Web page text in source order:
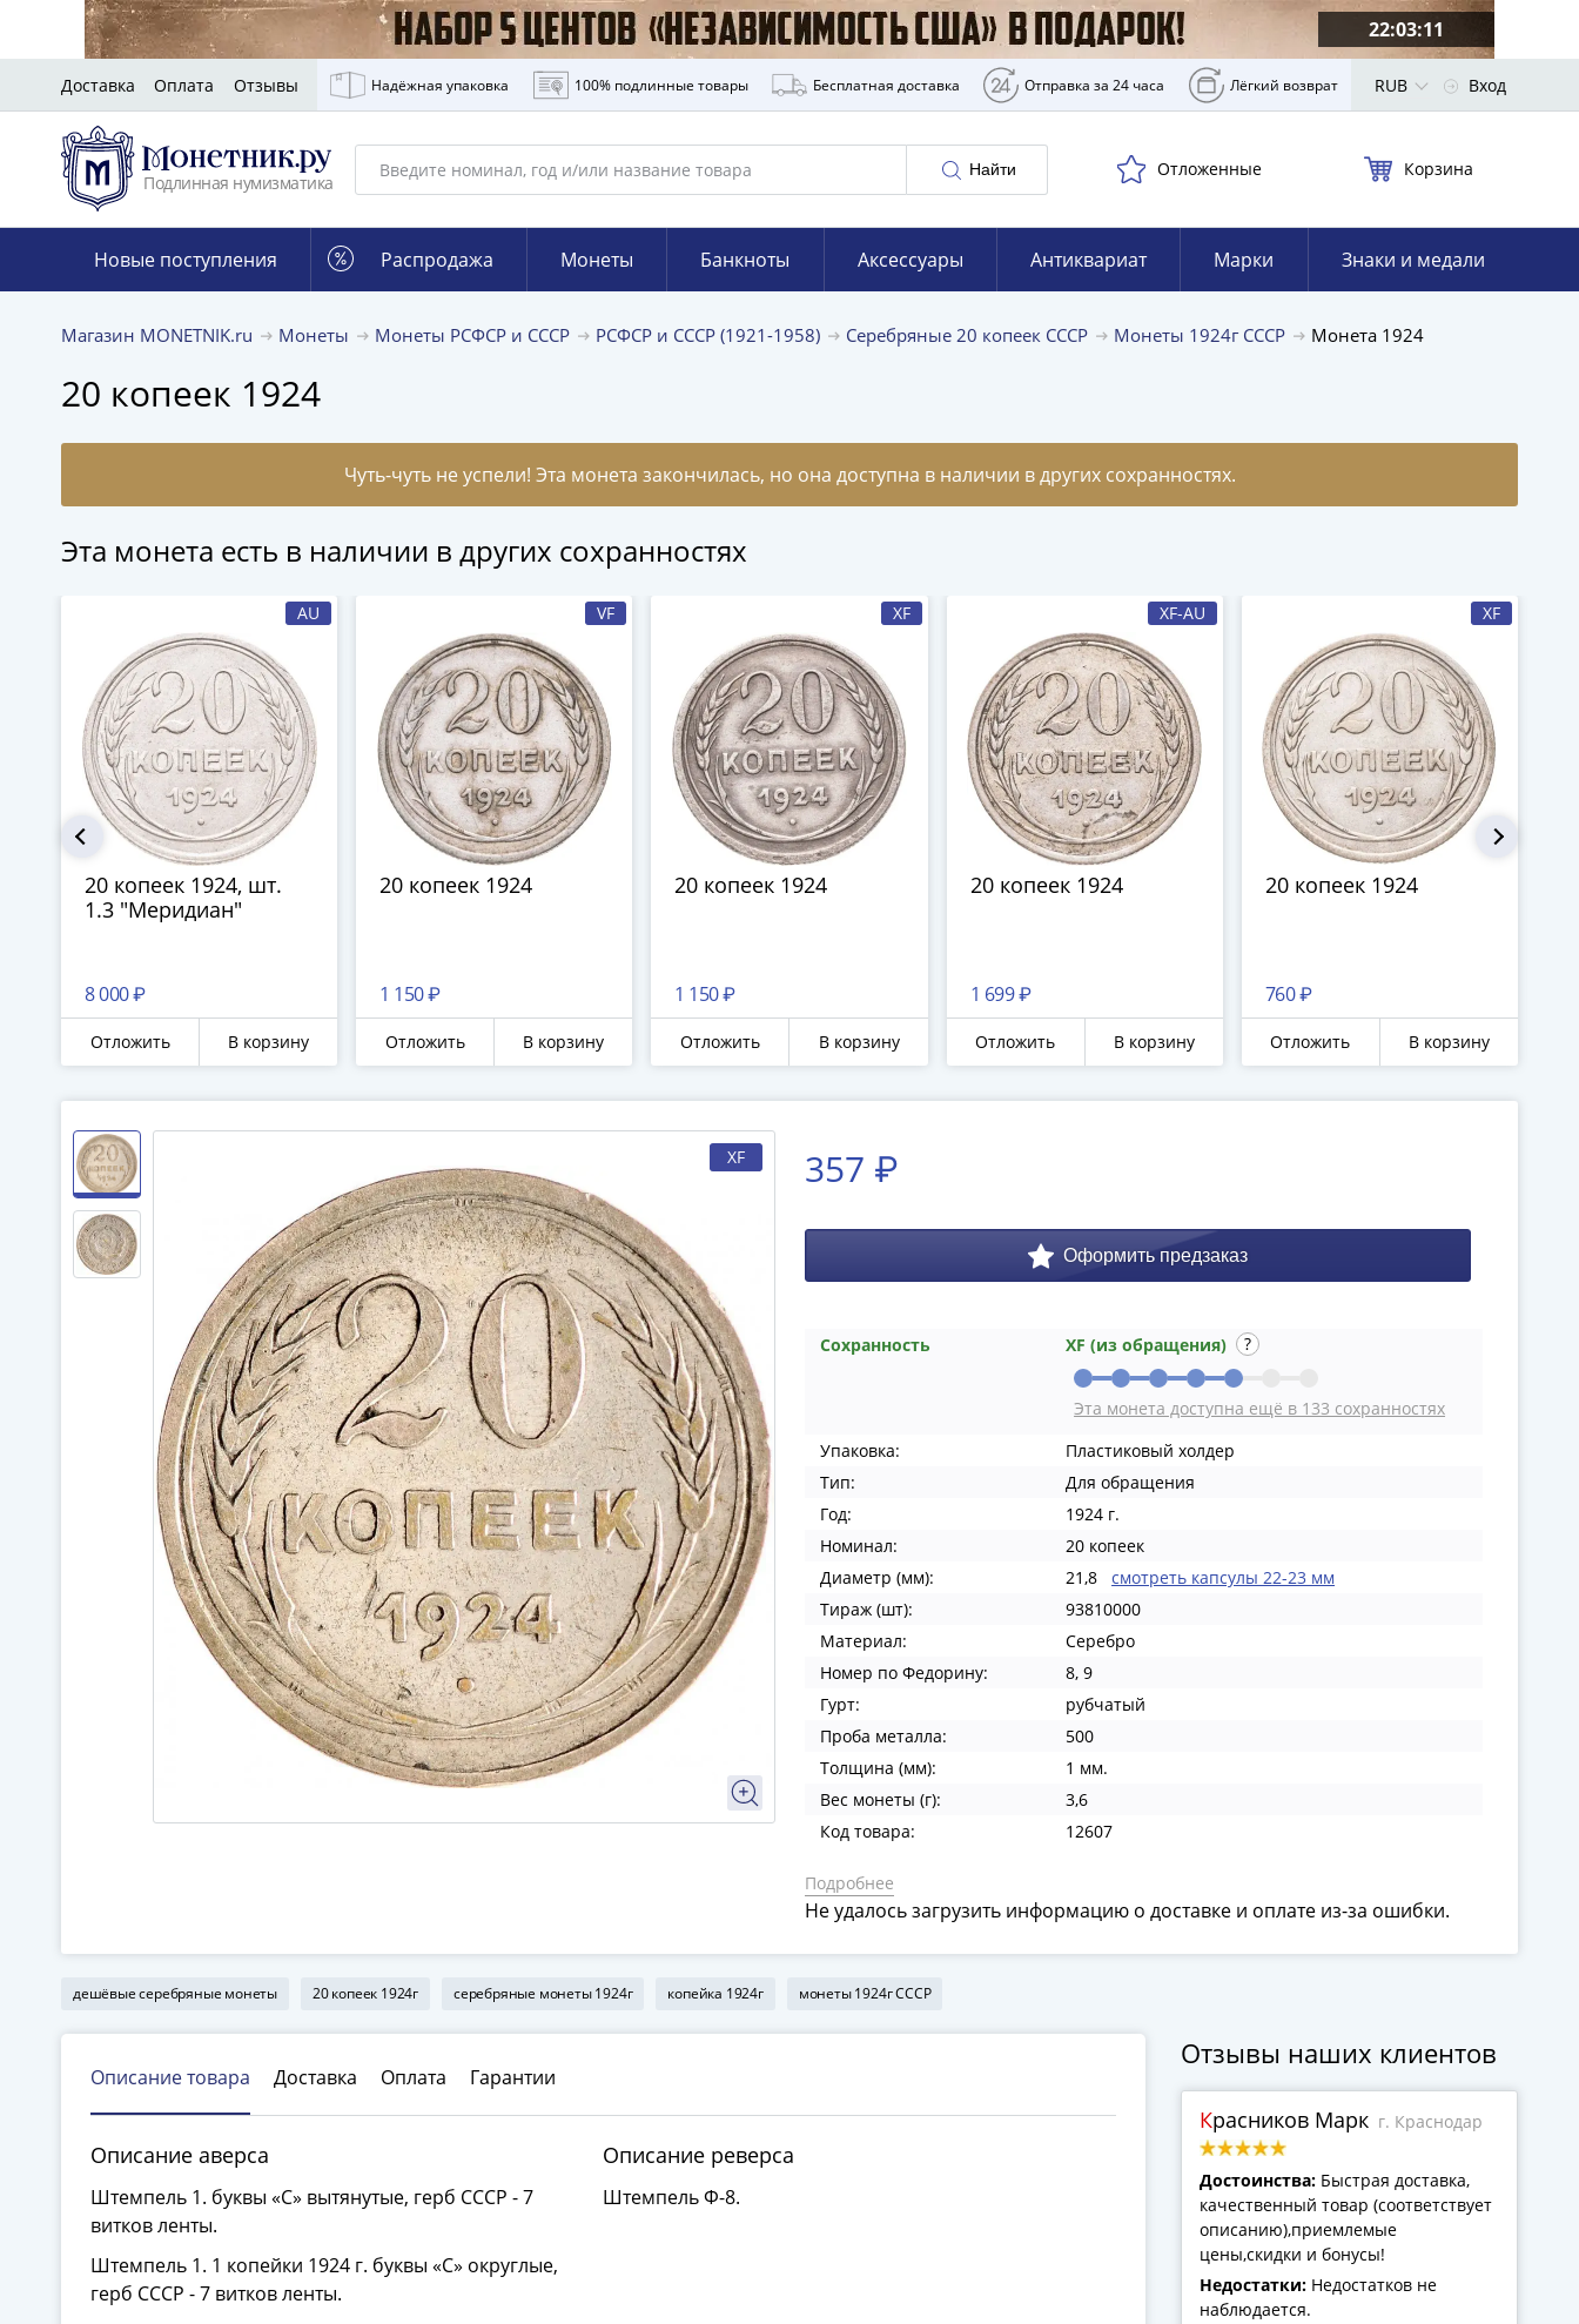
22:03:09
Доставка Оплата Отзывы Надёжная упаковка 100% подлинные товары Бесплатная доставка Отправка за 24 часа Лёгкий возврат RUB Вход
Подлинная нумизматика
Найти Отложенные Корзина
Новые поступления Распродажа Монеты Банкноты Аксессуары Антиквариат Марки Знаки и медали
Магазин MONETNIK.ru Монеты Монеты РСФСР и СССР РСФСР и СССР (1921-1958) Серебряные 20 копеек СССР Монеты 1924г СССР Монета 1924
20 копеек 1924
Эта монета есть в наличии в других сохранностях
AU
20 копеек 1924, шт.
1.3 "Меридиан"
8 000 ₽
Отложить В корзину
VF
20 копеек 1924
1 150 ₽
Отложить В корзину
XF
20 копеек 1924
1 150 ₽
Отложить В корзину
XF-AU
20 копеек 1924
1 699 ₽
Отложить В корзину
XF
20 копеек 1924
760 ₽
Отложить В корзину
XF 357 ₽
Сохранность XF (из обращения)
Эта монета доступна ещё в 133 сохранностях
Упаковка:
Пластиковый холдер
Тип:
Для обращения
Год:
1924 г.
Номинал:
20 копеек
Диаметр (мм):
21,8
смотреть капсулы 22-23 мм
Тираж (шт):
93810000
Материал:
Серебро
Номер по Федорину:
8, 9
Гурт:
рубчатый
Проба металла:
500
Толщина (мм):
1 мм.
Вес монеты (г):
3,6
Код товара:
12607
Подробнее
Не удалось загрузить информацию о доставке и оплате из-за ошибки.
дешёвые серебряные монеты 20 копеек 1924г серебряные монеты 1924г копейка 1924г монеты 1924г СССР
Описание товара Доставка Оплата Гарантии
Описание аверса
Штемпель 1. буквы «С» вытянутые, герб СССР - 7
витков ленты.
Штемпель 1. 1 копейки 1924 г. буквы «С» округлые,
герб СССР - 7 витков ленты.
Описание реверса
Штемпель Ф-8.
Отзывы наших клиентов
Красников Марк г. Краснодар
Достоинства: Быстрая доставка,
качественный товар (соответствует
описанию),приемлемые
цены,скидки и бонусы!
Недостатки: Недостатков не
наблюдается.